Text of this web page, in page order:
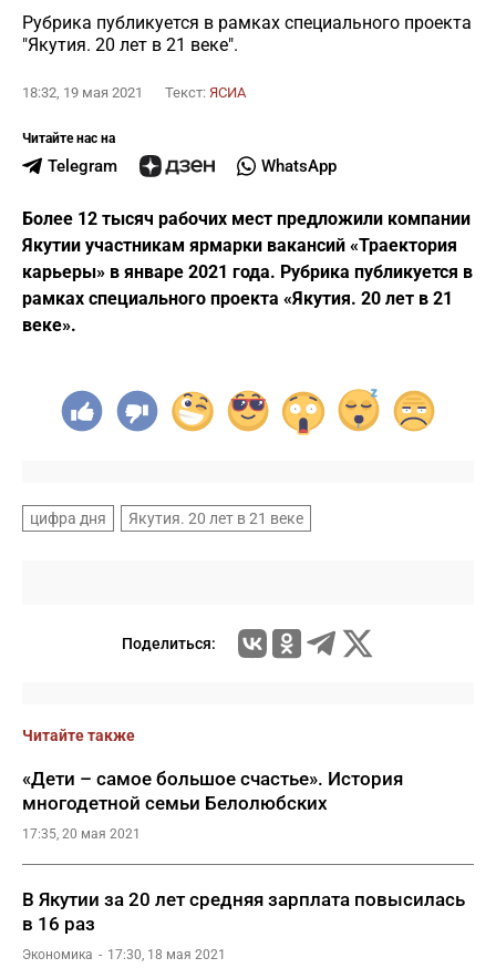
Рубрика публикуется в рамках специального проекта
"Якутия. 20 лет в 21 веке".
18:32, 19 мая 2021 Текст: ЯСИА
Читайте нас на
Telegram WhatsApp
Более 12 тысяч рабочих мест предложили компании
Якутии участникам ярмарки вакансий «Траектория
карьеры» в январе 2021 года. Рубрика публикуется в
рамках специального проекта «Якутия. 20 лет в 21
веке».
цифра дня Якутия. 20 лет в 21 веке
Поделиться:
Читайте также
«Дети – самое большое счастье». История
многодетной семьи Белолюбских
17:35, 20 мая 2021
В Якутии за 20 лет средняя зарплата повысилась
в 16 раз
Экономика 17:30, 18 мая 2021